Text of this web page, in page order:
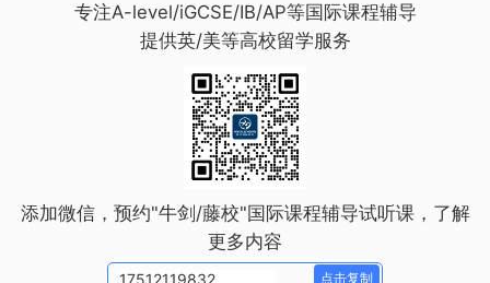
专注A-level/iGCSE/IB/AP等国际课程辅导
提供英/美等高校留学服务
添加微信，预约"牛剑/藤校"国际课程辅导试听课，了解
更多内容
点击复制